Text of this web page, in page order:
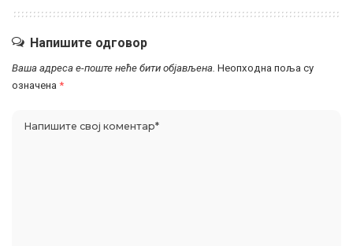
Напишите одговор
Ваша адреса е-поште неће бити објављена. Неопходна поља су
означена *